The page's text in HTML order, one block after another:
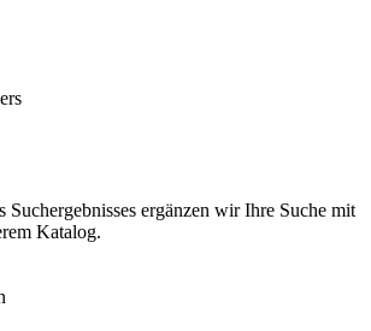
Suchergebnisses ergänzen wir Ihre Suche mit
Katalog.